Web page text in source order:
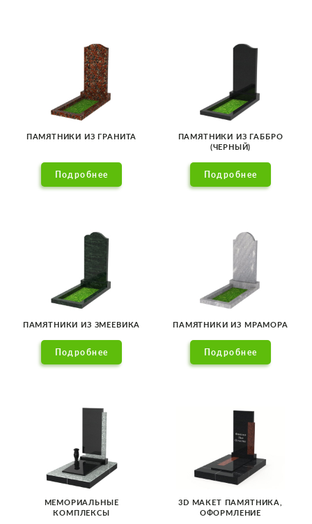
ПАМЯТНИКИ ИЗ ГРАНИТА
Подробнее
ПАМЯТНИКИ ИЗ ГАББРО
(ЧЕРНЫЙ)
Подробнее
ПАМЯТНИКИ ИЗ ЗМЕЕВИКА
Подробнее
ПАМЯТНИКИ ИЗ МРАМОРА
Подробнее
МЕМОРИАЛЬНЫЕ
КОМПЛЕКСЫ
3D МАКЕТ ПАМЯТНИКА,
ОФОРМЛЕНИЕ